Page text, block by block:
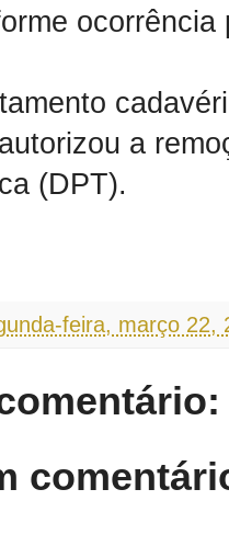
ocorrência
a
(DPT).
feira, março 22,